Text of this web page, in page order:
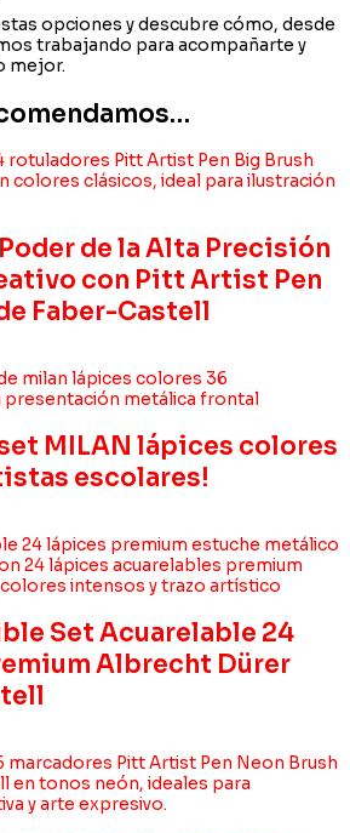
opciones y descubre cómo, desde
trabajando para acompañarte y
mejor.
de la Alta Precisión
con Pitt Artist Pen
Faber-Castell
MILAN lápices colores
escolares!
Set Acuarelable 24
Albrecht Dürer